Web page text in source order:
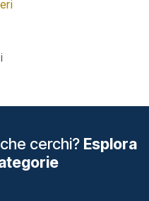
cerchi? Esplora